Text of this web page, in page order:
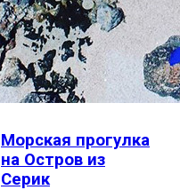
Морская прогулка
на Остров из
Серик